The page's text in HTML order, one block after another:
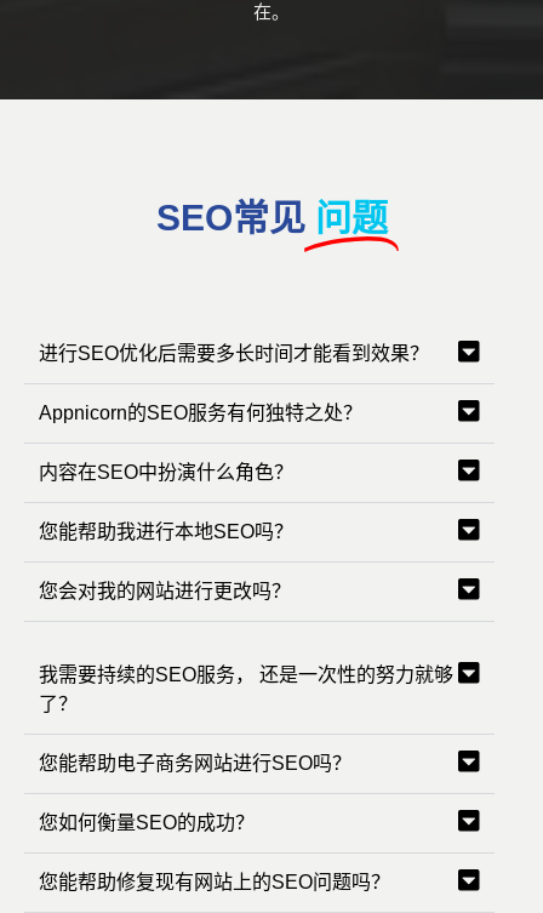
在。
SEO常见 问题
进行SEO优化后需要多长时间才能看到效果？
Appnicorn的SEO服务有何独特之处？
内容在SEO中扮演什么角色？
您能帮助我进行本地SEO吗？
您会对我的网站进行更改吗？
我需要持续的SEO服务， 还是一次性的努力就够
了？
您能帮助电子商务网站进行SEO吗？
您如何衡量SEO的成功？
您能帮助修复现有网站上的SEO问题吗？